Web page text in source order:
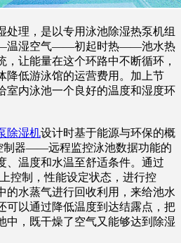
理，是以专用泳池除湿热泵机组
温湿空气——初起时热——池水热
让能量在这个环路中不断循环，
降低游泳馆的运营费用。加上节
室内泳池一个良好的温度和湿度环
除湿机设计时基于能源与环保的概
制器——远程监控泳池数据功能的
、温度和水温至舒适条件。通过
控制，性能设定状态，进行控
的水蒸气进行回收利用，来给池水
可以通过降低温度到达结露点，把
中，既干燥了空气又能够达到除湿